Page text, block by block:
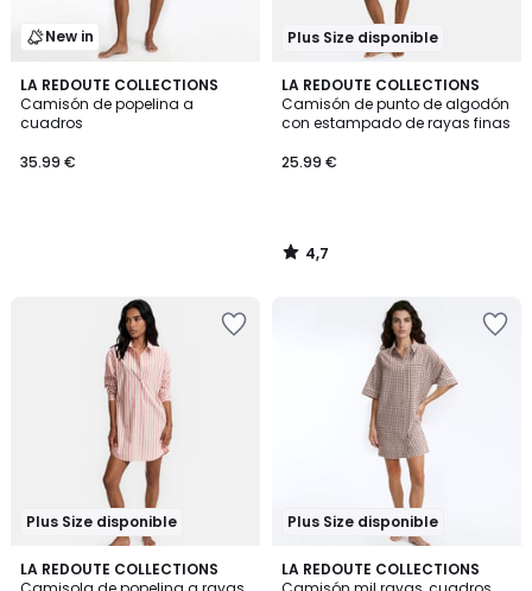
New in
LA REDOUTE COLLECTIONS
Camisón de popelina a
cuadros
35.99 €
Plus Size disponible
LA REDOUTE COLLECTIONS
Camisón de punto de algodón
con estampado de rayas finas
25.99 €
4,7
/ 5
4,7
/
Plus Size disponible
LA REDOUTE COLLECTIONS
4,7
/ 5
Plus Size disponible
LA REDOUTE COLLECTIONS
4,4
/ 5